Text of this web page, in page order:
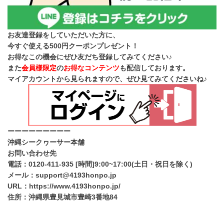
お友達登録をしていただいた方に、
今すぐ使える500円クーポンプレゼント！
お得なこの機会にぜひ友だち登録してみてください♪
また会員様限定のお得なコンテンツも配信しております。
マイアカウントから見られますので、ぜひ見てみてくださいね♪
ーーーーーーーーー
沖縄シークヮーサー本舗
お問い合わせ先
電話：0120-411-935 [時間]9:00~17:00(土日・祝日を除く)
メール：support@4193honpo.jp
URL：https://www.4193honpo.jp/
住所：沖縄県豊見城市豊崎3番地84